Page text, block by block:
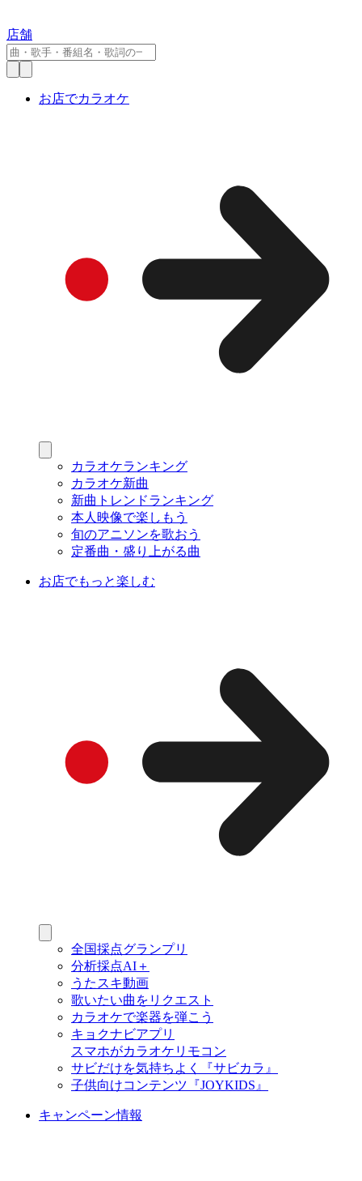
店舗
お店でカラオケ
カラオケランキング
カラオケ新曲
新曲トレンドランキング
本人映像で楽しもう
旬のアニソンを歌おう
定番曲・盛り上がる曲
お店でもっと楽しむ
全国採点グランプリ
分析採点AI＋
うたスキ動画
歌いたい曲をリクエスト
カラオケで楽器を弾こう
キョクナビアプリ
スマホがカラオケリモコン
サビだけを気持ちよく『サビカラ』
子供向けコンテンツ『JOYKIDS』
キャンペーン情報